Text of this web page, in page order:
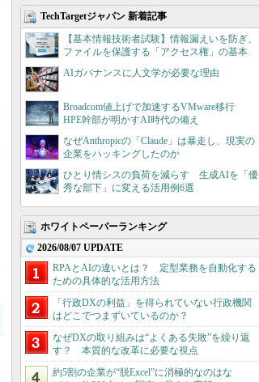
TechTargetジャパン 新着記事
【基本情報技術者試験】情報漏えいを防ぎ、
ファイルを保護する「アクセス権」の基本
AIガバナンスに人文学が必要な理由
Broadcom値上げで加速するVMware移行
HPE幹部が明かすAI時代の備え
なぜAnthropicの「Claude」は暴走し、現実の
企業をハッキングしたのか
ひとり情シスの負荷を減らす 生成AIを「優
秀な部下」に変える活用例6選
ホワイトペーパーランキング
2026/08/07 UPDATE
RPAとAIの違いとは？ 定型業務を自動化する
ための具体的な活用方法
「行政DXの利益」を得られていない行政機関
はどこでつまずいているのか？
なぜDXの取り組みは“よくある失敗”を繰り返
す？ 本質的な改革に必要な視点
約5割の企業が“脱Excel”に消極的なのはな